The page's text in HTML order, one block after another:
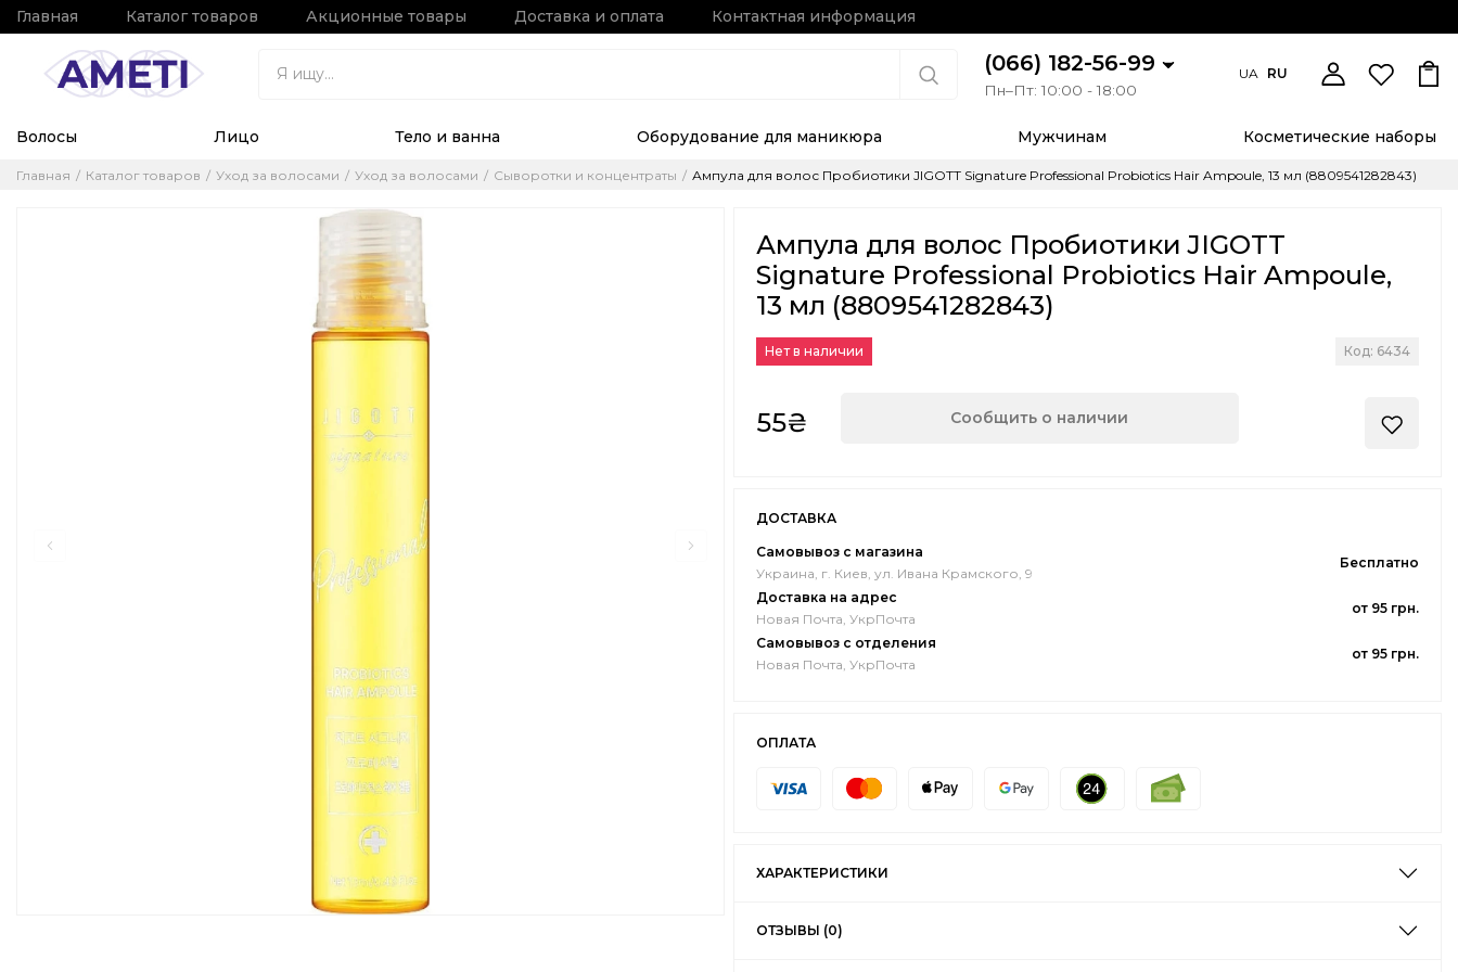
Главная Каталог товаров Акционные товары Доставка и оплата Контактная информация
(066) 182-56-99
Пн–Пт: 10:00 - 18:00
UA RU
Волосы Лицо Тело и ванна Оборудование для маникюра Мужчинам Косметические наборы
Главная Каталог товаров Уход за волосами Уход за волосами Сыворотки и концентраты Ампула для волос Пробиотики JIGOTT Signature Professional Probiotics Hair Ampoule, 13 мл (8809541282843)
Ампула для волос Пробиотики JIGOTT
Signature Professional Probiotics Hair Ampoule,
13 мл (8809541282843)
Нет в наличии Код: 6434
55₴ Сообщить о наличии
ДОСТАВКА
Самовывоз с магазина
Украина, г. Киев, ул. Ивана Крамского, 9
Бесплатно
Доставка на адрес
Новая Почта, УкрПочта
от 95 грн.
Самовывоз с отделения
Новая Почта, УкрПочта
от 95 грн.
ОПЛАТА
ХАРАКТЕРИСТИКИ
ОТЗЫВЫ (0)